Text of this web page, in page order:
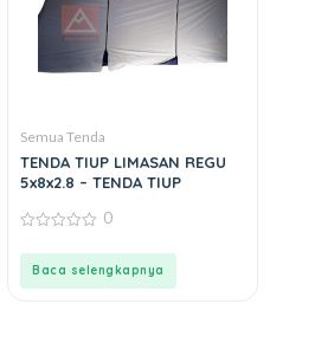
Semua Tenda
TENDA TIUP LIMASAN REGU
5x8x2.8 – TENDA TIUP
out
0
Baca selengkapnya